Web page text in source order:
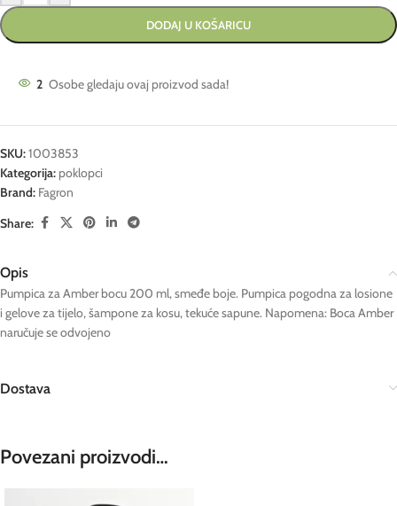
DODAJ U KOŠARICU
2 Osobe gledaju ovaj proizvod sada!
SKU:1003853
Kategorija: poklopci
Brand: Fagron
Share:
Opis
Pumpica za Amber bocu 200 ml, smeđe boje. Pumpica pogodna za losione
i gelove za tijelo, šampone za kosu, tekuće sapune. Napomena: Boca Amber
naručuje se odvojeno
Dostava
Povezani proizvodi…